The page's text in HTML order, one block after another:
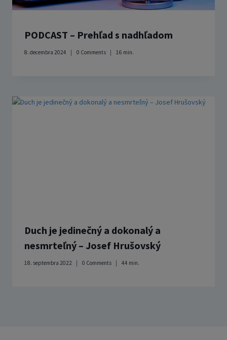
PODCAST – Prehľad s nadhľadom
8. decembra 2024 0 Comments 16 min.
Duch je jedinečný a dokonalý a
nesmrteľný – Josef Hrušovský
18. septembra 2022 0 Comments 44 min.